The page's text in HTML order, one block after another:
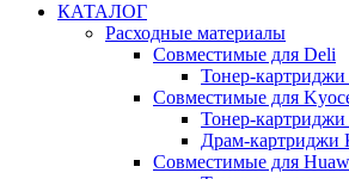
КАТАЛОГ
Расходные материалы
Совместимые для Deli
Тонер-
Совместимые для
Тонер-картриджи
Драм-картриджи
Совместимые для